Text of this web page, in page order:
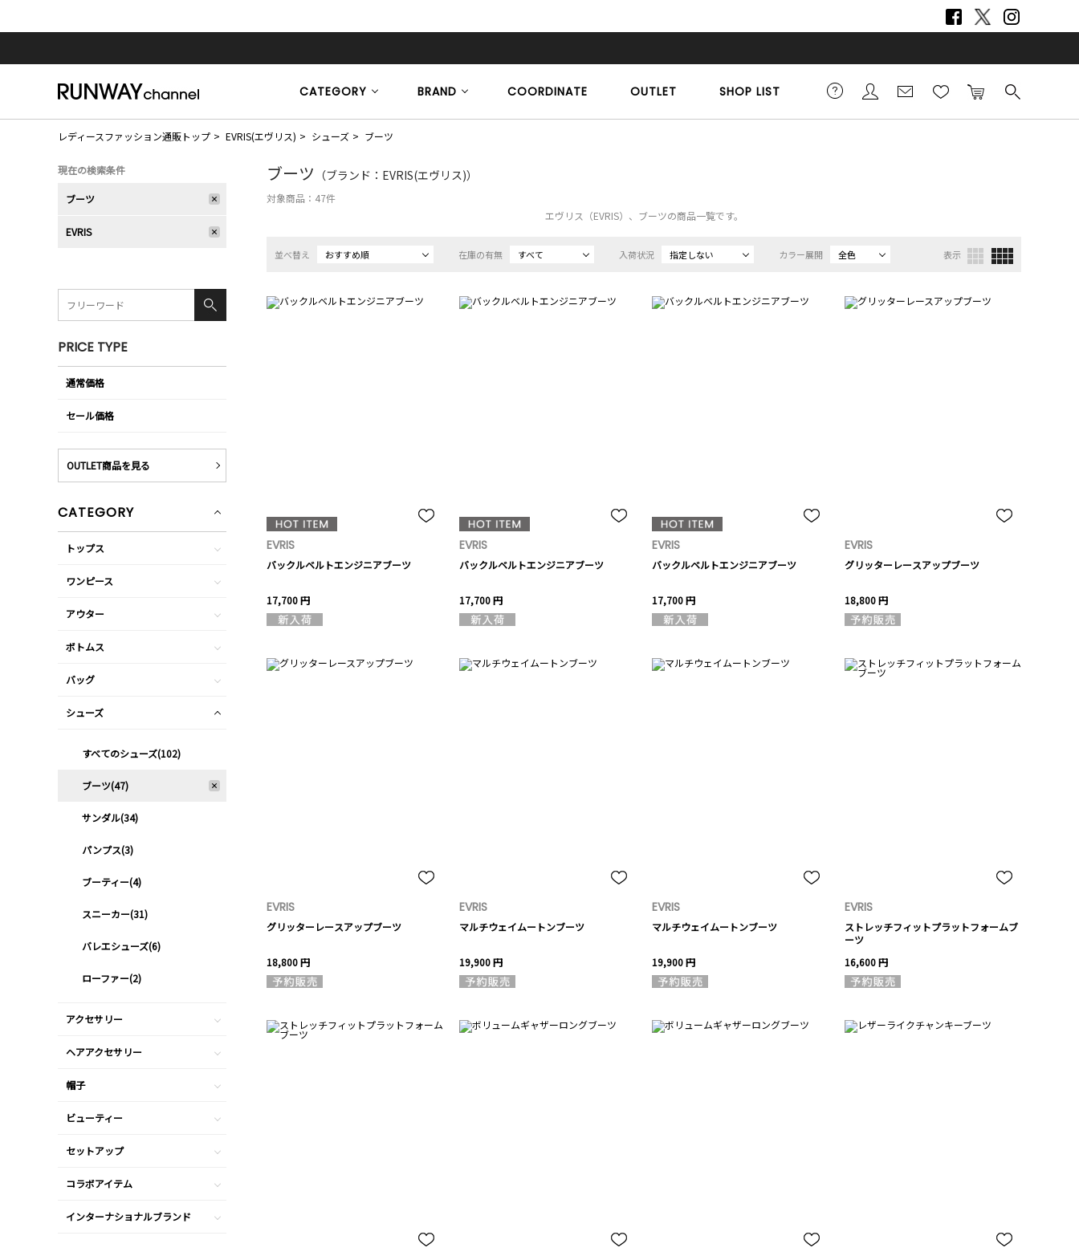
CATEGORY BRAND COORDINATE OUTLET SHOP LIST
レディースファッション通販トップ EVRIS(エヴリス) シューズ ブーツ
ブーツ （ブランド：EVRIS(エヴリス)）
対象商品： 47件
エヴリス（EVRIS）、ブーツの商品一覧です。
並べ替え おすすめ順 在庫の有無 すべて 入荷状況 指定しない カラー展開 全色 表示
EVRIS
バックルベルトエンジニアブーツ
17,700 円
EVRIS
バックルベルトエンジニアブーツ
17,700 円
EVRIS
バックルベルトエンジニアブーツ
17,700 円
EVRIS
グリッターレースアップブーツ
18,800 円
EVRIS
グリッターレースアップブーツ
18,800 円
EVRIS
マルチウェイムートンブーツ
19,900 円
EVRIS
マルチウェイムートンブーツ
19,900 円
EVRIS
ストレッチフィットプラットフォームブ
ーツ
16,600 円
現在の検索条件
ブーツ
EVRIS
PRICE TYPE
通常価格
セール価格
OUTLET商品を見る
CATEGORY
トップス
ワンピース
アウター
ボトムス
バッグ
シューズ
すべてのシューズ(102)
ブーツ(47)
サンダル(34)
パンプス(3)
ブーティー(4)
スニーカー(31)
バレエシューズ(6)
ローファー(2)
アクセサリー
ヘアアクセサリー
帽子
ビューティー
セットアップ
コラボアイテム
インターナショナルブランド